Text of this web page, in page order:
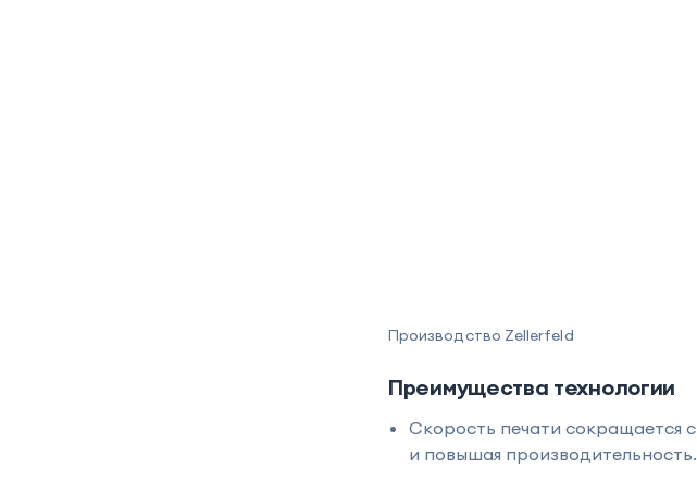
Производство Zellerfeld
Преимущества технологии
Скорость печати сокращается
и повышая производительность.